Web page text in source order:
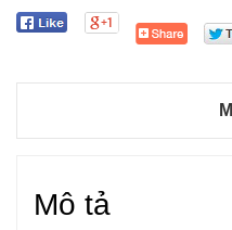
Mô tả